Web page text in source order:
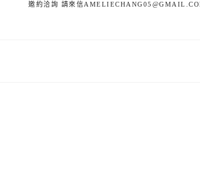
邀約洽詢 請來信